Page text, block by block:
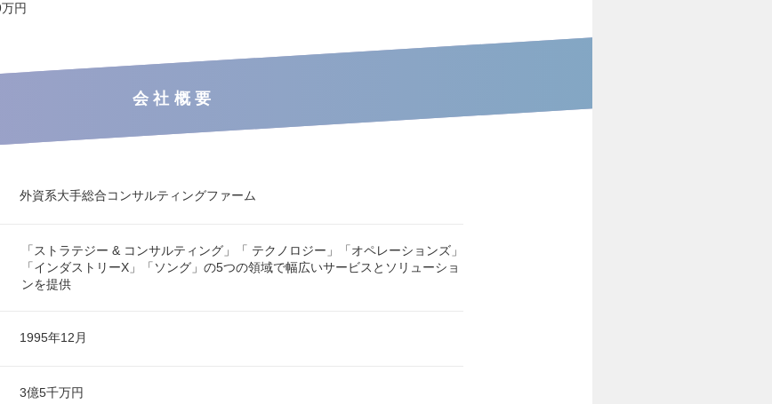
円
会社概要
外資系大手総合コンサルティングファーム
「ストラテジー & コンサルティング」「 テクノロジー」「オペレーションズ」
「インダストリーX」「ソング」の5つの領域で幅広いサービスとソリューショ
ンを提供
1995年12月
3億5千万円